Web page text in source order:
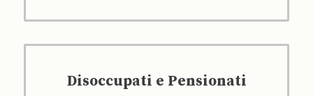
Disoccupati e Pensionati